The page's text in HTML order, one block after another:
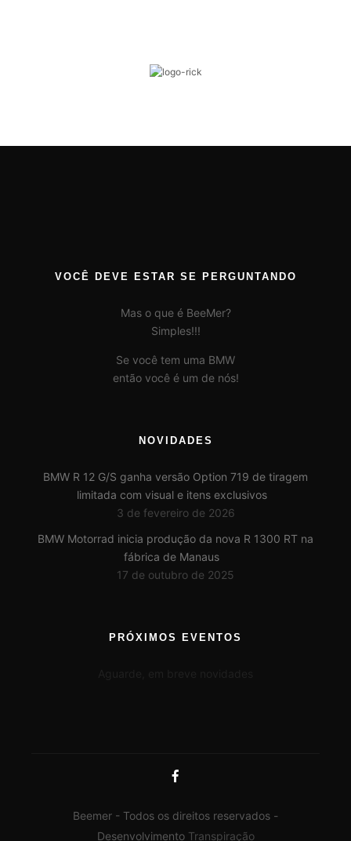
VOCÊ DEVE ESTAR SE PERGUNTANDO
Mas o que é BeeMer?
Simples!!!
Se você tem uma BMW
então você é um de nós!
NOVIDADES
BMW R 12 G/S ganha versão Option 719 de tiragem
limitada com visual e itens exclusivos
3 de fevereiro de 2026
BMW Motorrad inicia produção da nova R 1300 RT na
fábrica de Manaus
17 de outubro de 2025
PRÓXIMOS EVENTOS
Beemer - Todos os direitos reservados -
Desenvolvimento Transpiração